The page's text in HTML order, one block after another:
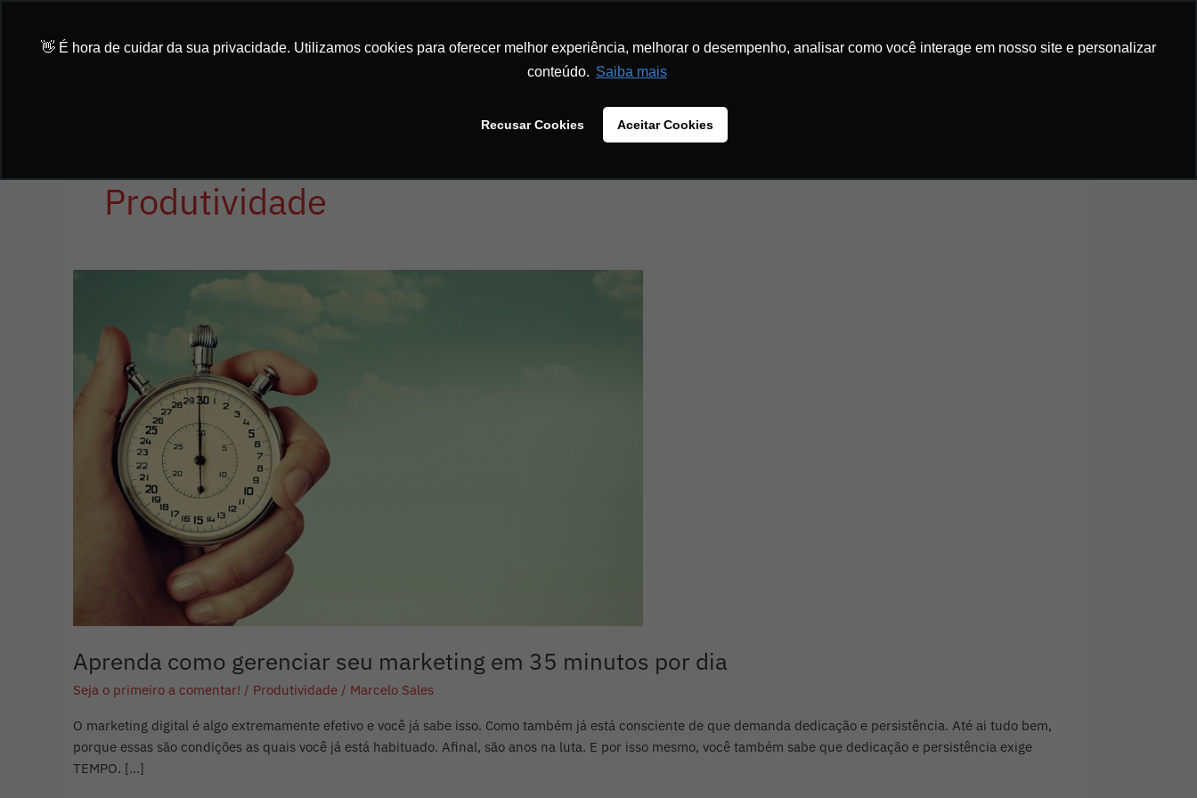
👋 É hora de cuidar da sua privacidade. Utilizamos cookies para oferecer melhor experiência, melhorar o desempenho, analisar como você interage em nosso site e personalizar
conteúdo. Saiba mais
Recusar Cookies Aceitar Cookies
INÍCIO SOBRE INBOUND MARKETING MENTORIA MATERIAIS GRATUITOS ORÇAMENTO
Produtividade
Aprenda como gerenciar seu marketing em 35 minutos por dia
Seja o primeiro a comentar! / Produtividade / Marcelo Sales
O marketing digital é algo extremamente efetivo e você já sabe isso. Como também já está consciente de que demanda dedicação e persistência. Até ai tudo bem,
porque essas são condições as quais você já está habituado. Afinal, são anos na luta. E por isso mesmo, você também sabe que dedicação e persistência exige
TEMPO. […]
marketing
em
35
minutos